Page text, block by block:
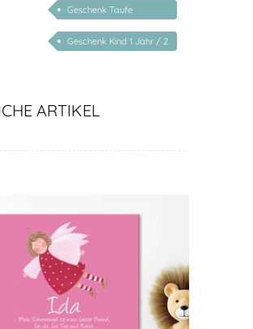
Geschenk Taufe
personalisiert
Geschenk Kind 1 Jahr / 2
ARTIKEL